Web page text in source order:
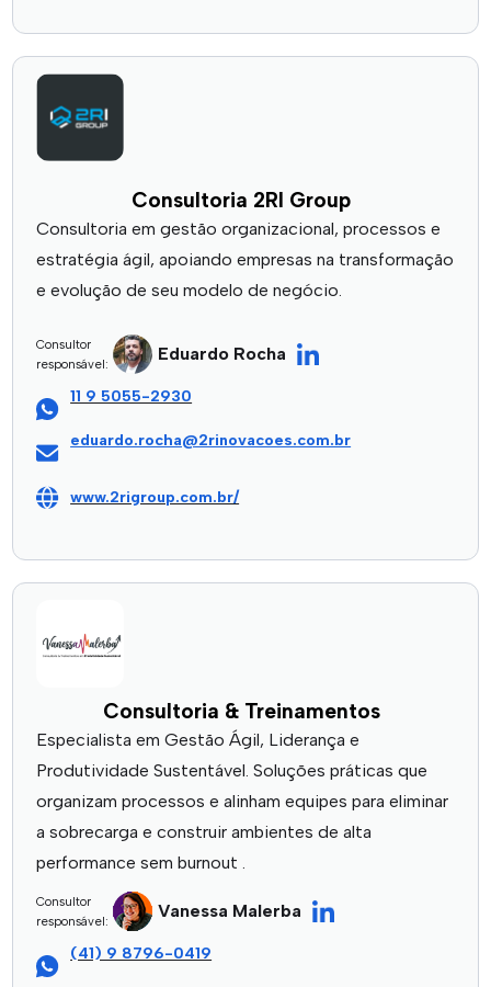
Consultoria 2RI Group
Consultoria em gestão organizacional, processos e
estratégia ágil, apoiando empresas na transformação
e evolução de seu modelo de negócio.
Consultor
responsável:
Eduardo Rocha
11 9 5055-2930
eduardo.rocha@2rinovacoes.com.br
www.2rigroup.com.br/
Consultoria & Treinamentos
Especialista em Gestão Ágil, Liderança e
Produtividade Sustentável. Soluções práticas que
organizam processos e alinham equipes para eliminar
a sobrecarga e construir ambientes de alta
performance sem burnout .
Consultor
responsável:
Vanessa Malerba
(41) 9 8796-0419